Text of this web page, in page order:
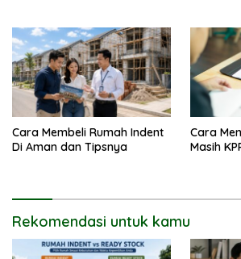
Cara Membeli Rumah Indent
Di Aman dan Tipsnya
Cara
Masih
Rekomendasi untuk kamu